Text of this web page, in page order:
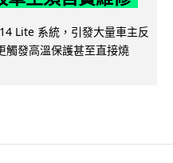
Lite 系統，引發大量車主反
觸發高溫保護甚至直接燒